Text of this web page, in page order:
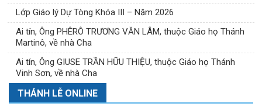
Lớp Giáo lý Dự Tòng Khóa III – Năm 2026
Ai tín, Ông PHÊRÔ TRƯƠNG VĂN LÂM, thuộc Giáo họ Thánh
Martinô, về nhà Cha
Ai tín, Ông GIUSE TRẦN HỮU THIỆU, thuộc Giáo họ Thánh
Vinh Sơn, về nhà Cha
THÁNH LỄ ONLINE